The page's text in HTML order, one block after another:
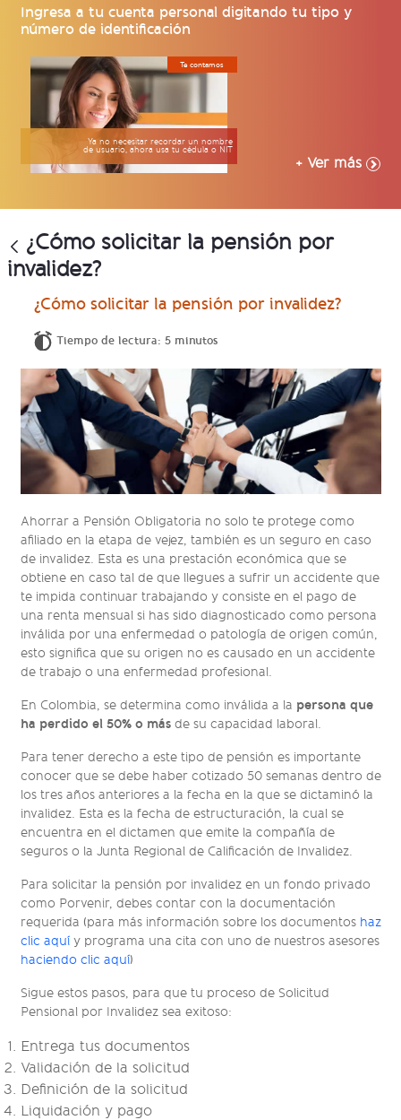
Te contamos
Ya no necesitar recordar un nombre
de usuario, ahora usa tu cédula o NIT
Ingresa a tu cuenta personal digitando tu tipo y
número de identificación
+ Ver más
¿Cómo solicitar la pensión por
invalidez?
¿Cómo solicitar la pensión por invalidez?
Tiempo de lectura: 5 minutos
Ahorrar a Pensión Obligatoria no solo te protege como
afiliado en la etapa de vejez, también es un seguro en caso
de invalidez. Esta es una prestación económica que se
obtiene en caso tal de que llegues a sufrir un accidente que
te impida continuar trabajando y consiste en el pago de
una renta mensual si has sido diagnosticado como persona
inválida por una enfermedad o patología de origen común,
esto significa que su origen no es causado en un accidente
de trabajo o una enfermedad profesional.
En Colombia, se determina como inválida a la persona que
ha perdido el 50% o más de su capacidad laboral.
Para tener derecho a este tipo de pensión es importante
conocer que se debe haber cotizado 50 semanas dentro de
los tres años anteriores a la fecha en la que se dictaminó la
invalidez. Esta es la fecha de estructuración, la cual se
encuentra en el dictamen que emite la compañía de
seguros o la Junta Regional de Calificación de Invalidez.
Para solicitar la pensión por invalidez en un fondo privado
como Porvenir, debes contar con la documentación
requerida (para más información sobre los documentos haz
clic aquí y programa una cita con uno de nuestros asesores
haciendo clic aquí)
Sigue estos pasos, para que tu proceso de Solicitud
Pensional por Invalidez sea exitoso:
Entrega tus documentos
Validación de la solicitud
Definición de la solicitud
Liquidación y pago